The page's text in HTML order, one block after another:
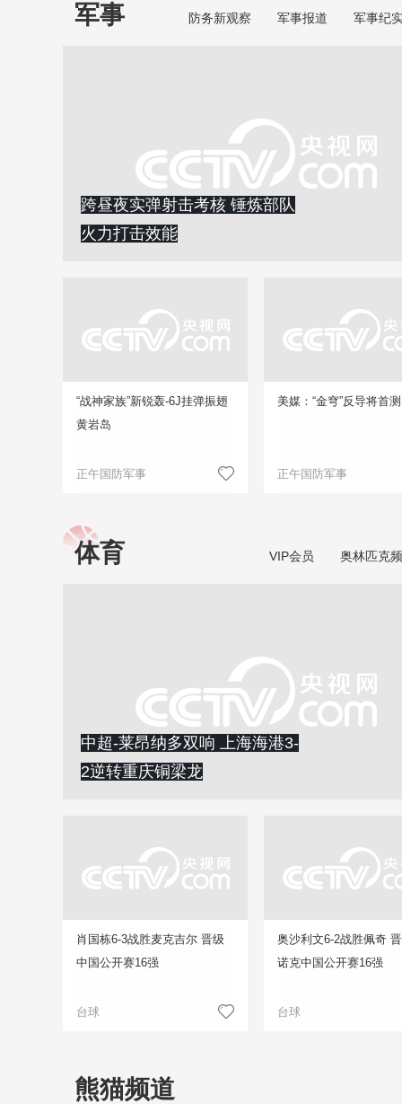
军事 防务新观察 军事报道 军事纪
跨昼夜实弹射击考核 锤炼部队
火力打击效能
“战神家族”新锐轰-6J挂弹振翅
黄岩岛
正午国防军事
美媒：“金穹”反导将首测
正午国防军事
体育 VIP会员 奥林匹克
中超-莱昂纳多双响 上海海港3-
2逆转重庆铜梁龙
肖国栋6-3战胜麦克吉尔 晋级
中国公开赛16强
台球
奥沙利文6-2战胜佩奇
诺克中国公开赛16强
台球
熊猫频道